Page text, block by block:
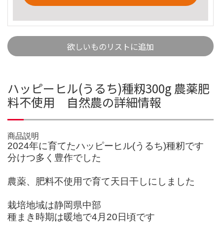
欲しいものリストに追加
ハッピーヒル(うるち)種籾300g 農薬肥
料不使用 自然農の詳細情報
商品説明
2024年に育てたハッピーヒル(うるち)種籾です
分けつ多く豊作でした
農薬、肥料不使用で育て天日干しにしました
栽培地域は静岡県中部
種まき時期は暖地で4月20日頃です